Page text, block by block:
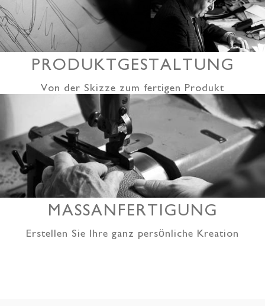
PRODUKTGESTALTUNG
Von der Skizze zum fertigen Produkt
MASSANFERTIGUNG
Erstellen Sie Ihre ganz persönliche Kreation